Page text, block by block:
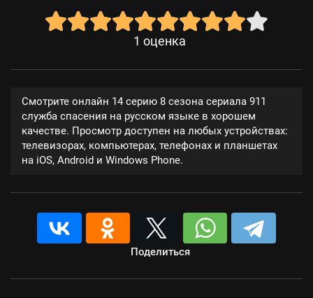
1 оценка
Смотрите онлайн 14 серию 8 сезона сериала 911
служба спасения на русском языке в хорошем
качестве. Просмотр доступен на любых устройствах:
телевизорах, компьютерах, телефонах и планшетах
на iOS, Android и Windows Phone.
Поделиться